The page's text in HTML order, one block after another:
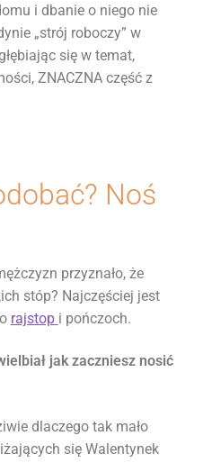
i dbanie o niego nie
„strój roboczy” w
się w temat,
ZNACZNA część z
Noś
przyznało, że
stóp? Najczęściej jest
rajstop i pończoch.
jak zaczniesz nosić
dlaczego tak mało
się Walentynek